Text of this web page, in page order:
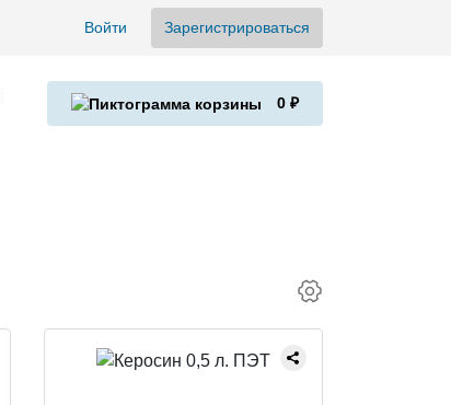
Войти Зарегистрироваться
0 ₽